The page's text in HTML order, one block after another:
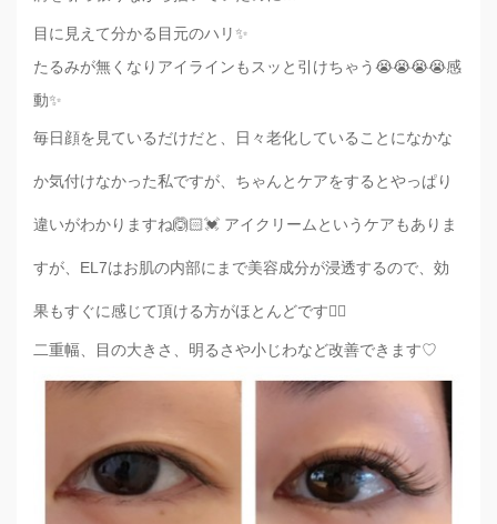
目に見えて分かる目元のハリ✨
たるみが無くなりアイラインもスッと引けちゃう😭😭😭😭感
動✨
毎日顔を見ているだけだと、日々老化していることになかな
か気付けなかった私ですが、ちゃんとケアをするとやっぱり
違いがわかりますね🙆🏻💓 アイクリームというケアもありま
すが、EL7はお肌の内部にまで美容成分が浸透するので、効
果もすぐに感じて頂ける方がほとんどです☝🏼️
二重幅、目の大きさ、明るさや小じわなど改善できます♡